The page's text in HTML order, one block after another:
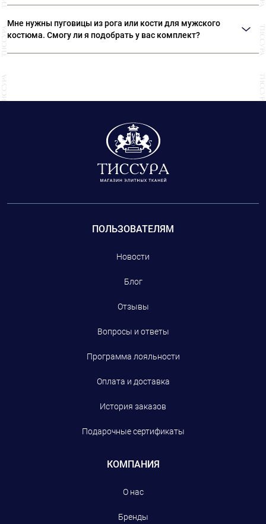
Swarovski, которые ничем не отличаются от ювелирных изделий.
Мне нужны пуговицы из рога или кости для мужского
костюма. Смогу ли я подобрать у вас комплект?
ПОЛЬЗОВАТЕЛЯМ
Новости
Блог
Отзывы
Вопросы и ответы
Программа лояльности
Оплата и доставка
История заказов
Подарочные сертификаты
КОМПАНИЯ
О нас
Бренды